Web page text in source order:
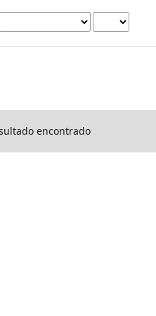
encontrado